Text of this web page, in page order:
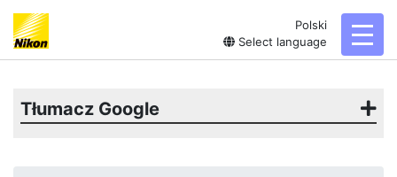
Polski
Select language
Tłumacz Google